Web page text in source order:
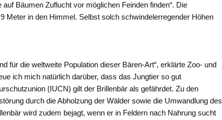
Bäumen Zuflucht vor möglichen Feinden finden“. Die
Meter in den Himmel. Selbst solch schwindelerregender Höhen
für die weltweite Population dieser Bären-Art“, erklärte Zoo- und
ich mich natürlich darüber, dass das Jungtier so gut
(IUCN) gilt der Brillenbär als gefährdet. Zu den
durch die Abholzung der Wälder sowie die Umwandlung des
wird zudem bejagt, wenn er in Feldern nach Nahrung sucht